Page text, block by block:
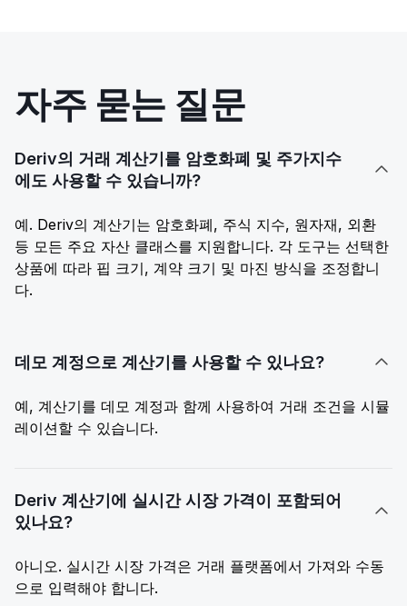
자주 묻는 질문
Deriv의 거래 계산기를 암호화폐 및 주가지수
에도 사용할 수 있습니까?

예. Deriv의 계산기는 암호화폐, 주식 지수, 원자재, 외환
등 모든 주요 자산 클래스를 지원합니다. 각 도구는 선택한
상품에 따라 핍 크기, 계약 크기 및 마진 방식을 조정합니
다.
데모 계정으로 계산기를 사용할 수 있나요? 
예, 계산기를 데모 계정과 함께 사용하여 거래 조건을 시뮬
레이션할 수 있습니다.
Deriv 계산기에 실시간 시장 가격이 포함되어
있나요?

아니오. 실시간 시장 가격은 거래 플랫폼에서 가져와 수동
으로 입력해야 합니다.